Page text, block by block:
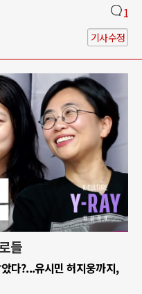
1
기사수정
들
다?...유시민 허지웅까지,